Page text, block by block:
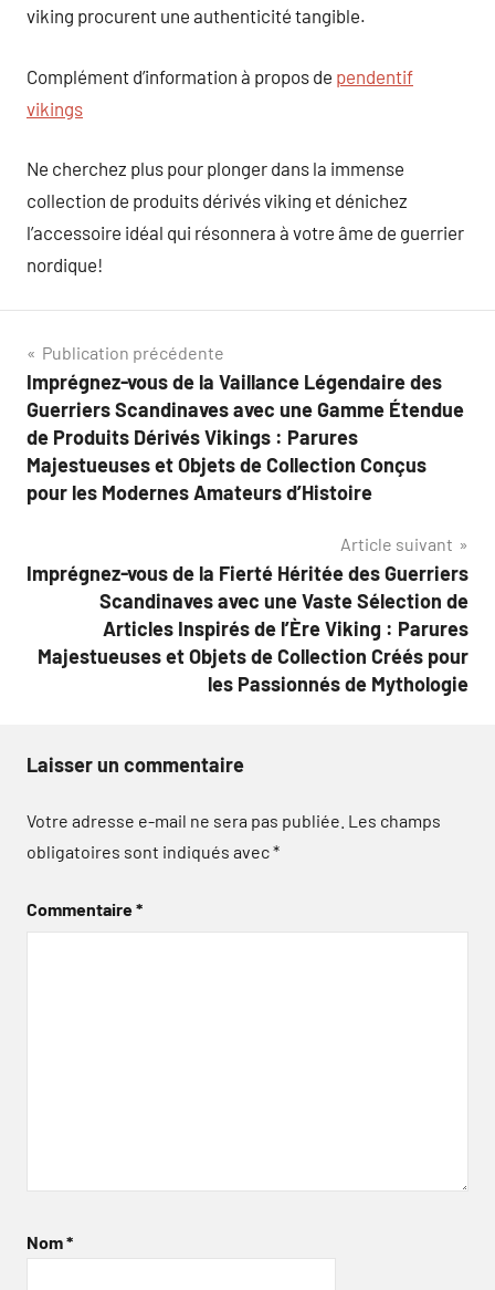
viking procurent une authenticité tangible.
Complément d’information à propos de pendentif
vikings
Ne cherchez plus pour plonger dans la immense
collection de produits dérivés viking et dénichez
l’accessoire idéal qui résonnera à votre âme de guerrier
nordique!
Navigation
de
l’article
Publication précédente
Imprégnez-vous de la Vaillance Légendaire des
Guerriers Scandinaves avec une Gamme Étendue
de Produits Dérivés Vikings : Parures
Majestueuses et Objets de Collection Conçus
pour les Modernes Amateurs d’Histoire
Article suivant
Imprégnez-vous de la Fierté Héritée des Guerriers
Scandinaves avec une Vaste Sélection de
Articles Inspirés de l’Ère Viking : Parures
Majestueuses et Objets de Collection Créés pour
les Passionnés de Mythologie
Laisser un commentaire
Votre adresse e-mail ne sera pas publiée. Les champs
obligatoires sont indiqués avec*
Commentaire*
Nom*